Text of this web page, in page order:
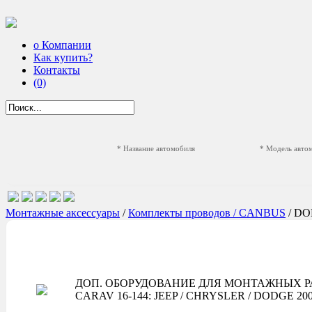
о Компании
Как купить?
Контакты
(0)
* Название автомобиля * Модель
Монтажные аксессуары /Комплекты проводов / CANBUS /
ДОП. ОБОРУДОВАНИЕ ДЛЯ МОНТАЖНЫХ
CARAV 16-144: JEEP / CHRYSLER / DODGE